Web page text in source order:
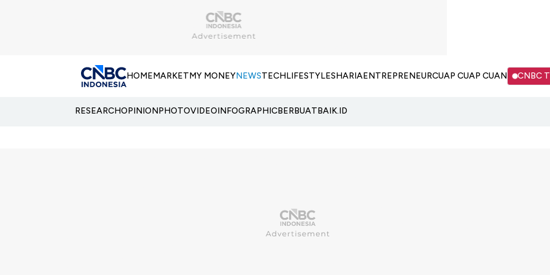
HOMEMARKETMY MONEYNEWSTECHLIFESTYLESHARIAENTREPRENEURCUAP CUAP CUAN CNBC
RESEARCHOPINIONPHOTOVIDEOINFOGRAPHICBERBUATBAIK.ID